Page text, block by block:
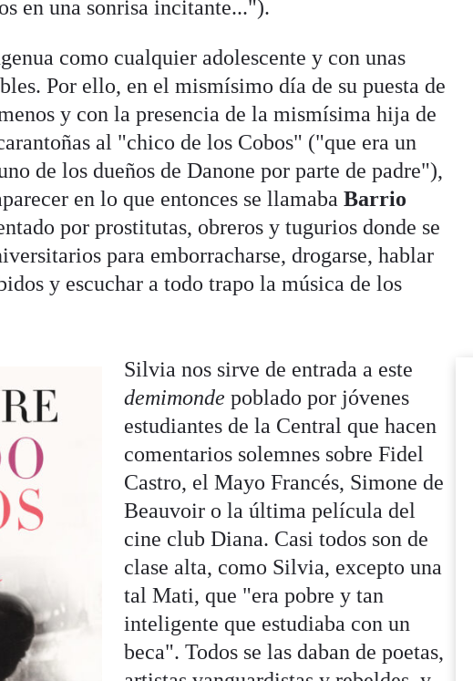
en una sonrisa incitante...").
como cualquier adolescente y con unas
Por ello, en el mismísimo día de su puesta de
y con la presencia de la mismísima hija de
al "chico de los Cobos" ("que era un
de los dueños de Danone por parte de padre"),
en lo que entonces se llamabaBarrio
por prostitutas, obreros y tugurios donde se
para emborracharse, drogarse, hablar
y escuchar a todo trapo la música de los
Silvia nos sirve de entrada a este
demimonde poblado por jóvenes
estudiantes de la Central que hacen
comentarios solemnes sobre Fidel
Castro, el Mayo Francés, Simone de
Beauvoir o la última película del
cine club Diana. Casi todos son de
clase alta, como Silvia, excepto una
tal Mati, que "era pobre y tan
inteligente que estudiaba con un
beca". Todos se las daban de poetas,